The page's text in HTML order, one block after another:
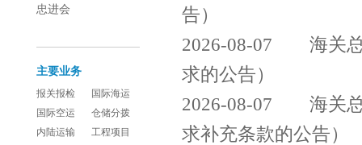
忠进会
主要业务
报关报检
国际海运
国际空运
仓储分拨
内陆运输
工程项目
告）
2026-08-07
海关
求的公告）
2026-08-07
海关
求补充条款的公告）